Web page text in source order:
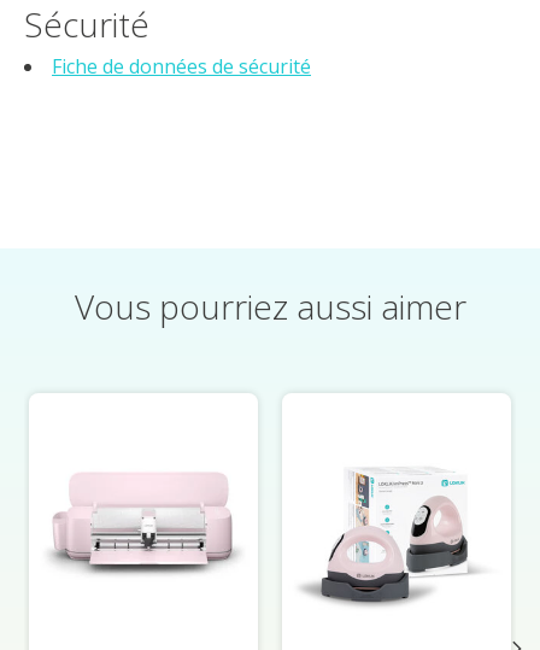
Sécurité
Fiche de données de sécurité
Vous pourriez aussi aimer